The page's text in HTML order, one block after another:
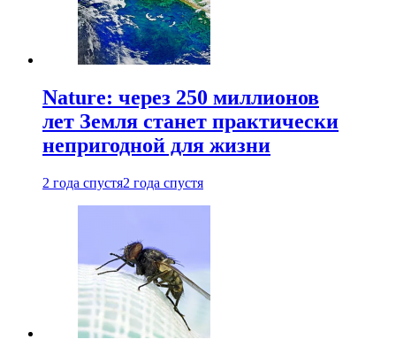
Nature: через 250 миллионов
лет Земля станет практически
непригодной для жизни
2 года спустя2 года спустя